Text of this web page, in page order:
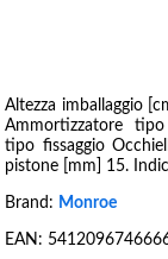
Altezza imballaggio
Ammortizzatore
tipo fissaggio
pistone [mm] 15.
Brand: Monroe
EAN: